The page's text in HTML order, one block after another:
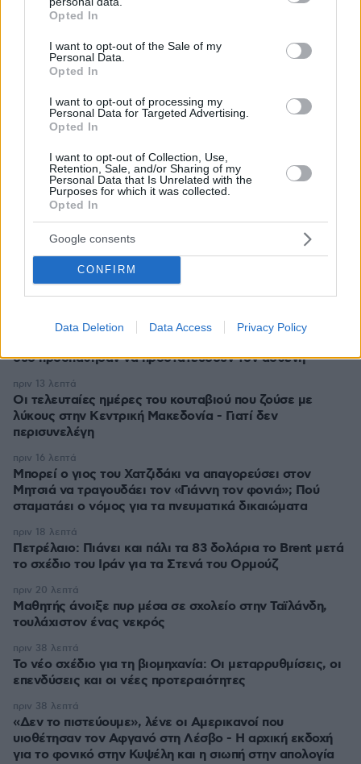
grant or deny consent to Google and its third-party tags to
use your data for below specified purposes in below Google
consent section.
Opted In
I want to opt-out of the Sale of my
Personal Data.
Opted In
I want to opt-out of processing my
Personal Data for Targeted Advertising.
Opted In
I want to opt-out of Collection, Use,
Retention, Sale, and/or Sharing of my
Personal Data that Is Unrelated with the
Purposes for which it was collected.
Opted In
Google consents
CONFIRM
Data Deletion Data Access Privacy Policy
* Υποχρεωτικά πεδία
ΡΟΗ ΕΙΔΗΣΕΩΝ
Συγκλονιστικό βίντεο από χειρουργείο την ώρα του
δύο προσπάθησαν να προστατεύσουν τον ασθενή
Οι τελευταίες ημέρες του κουταβιού που ζούσε με
λύκους στην Κεντρική Μακεδονία - Γιατί δεν
περισυνελέγη
πριν 13 λεπτά
Μπορεί ο γιος του Χατζιδάκι να απαγορεύσει στον
Μητσιά να τραγουδάει τον «Γιάννη τον φονιά»; Πού
σταματάει ο νόμος για τα πνευματικά δικαιώματα
πριν 16 λεπτά
Πετρέλαιο: Πιάνει και πάλι τα 83 δολάρια το Brent μετά
το σχέδιο του Ιράν για τα Στενά του Ορμούζ
πριν 18 λεπτά
Μαθητής άνοιξε πυρ μέσα σε σχολείο στην Ταϊλάνδη,
τουλάχιστον ένας νεκρός
πριν 20 λεπτά
Το νέο σχέδιο για τη βιομηχανία: Οι μεταρρυθμίσεις, οι
επενδύσεις και οι νέες προτεραιότητες
πριν 38 λεπτά
«Δεν το πιστεύουμε», λένε οι Αμερικανοί που
υιοθέτησαν τον Αφγανό στη Λέσβο - Η αρχική εκδοχή
για το φονικό στην Κυψέλη και η σιωπή στην απολογία
πριν 38 λεπτά